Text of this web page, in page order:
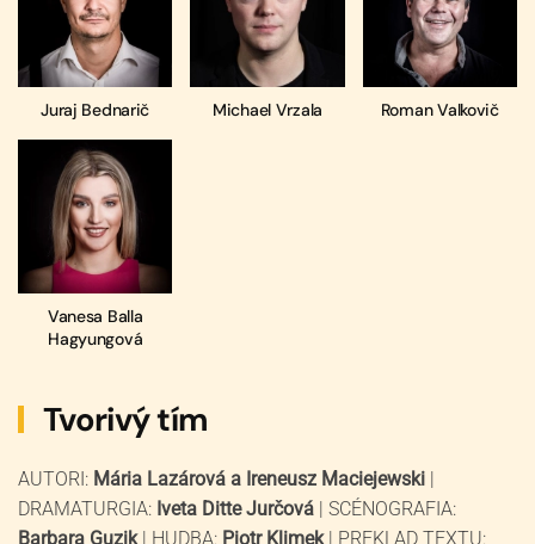
Juraj Bednarič Michael Vrzala Roman Valkovič
Vanesa Balla
Hagyungová
Tvorivý tím
AUTORI: Mária Lazárová a Ireneusz Maciejewski |
DRAMATURGIA: Iveta Ditte Jurčová | SCÉNOGRAFIA:
Barbara Guzik| HUDBA: Piotr Klimek| PREKLAD TEXTU: